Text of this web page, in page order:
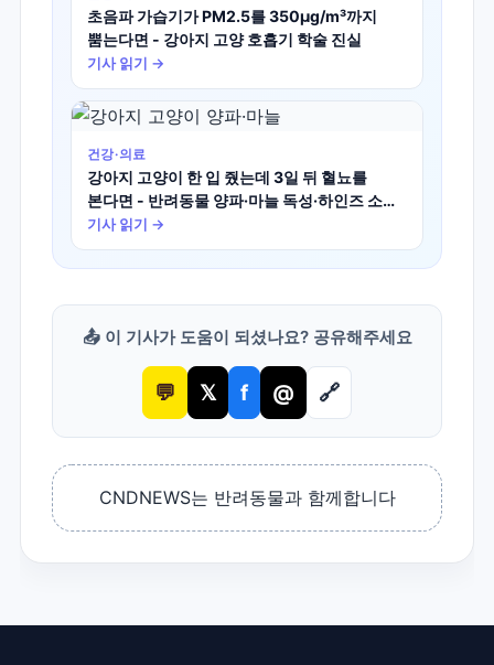
초음파 가습기가 PM2.5를 350μg/m³까지
뿜는다면 - 강아지 고양 호흡기 학술 진실
기사 읽기 →
건강·의료
강아지 고양이 한 입 줬는데 3일 뒤 혈뇨를
본다면 - 반려동물 양파·마늘 독성·하인즈 소체
빈혈 학술 진실
기사 읽기 →
📤 이 기사가 도움이 되셨나요? 공유해주세요
💬 𝕏 f @ 🔗
CNDNEWS는 반려동물과 함께합니다